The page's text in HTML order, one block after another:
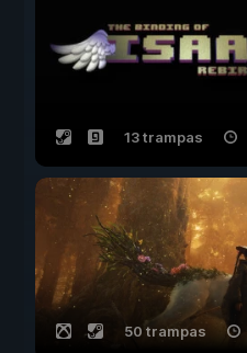
13 trampas
50 trampas